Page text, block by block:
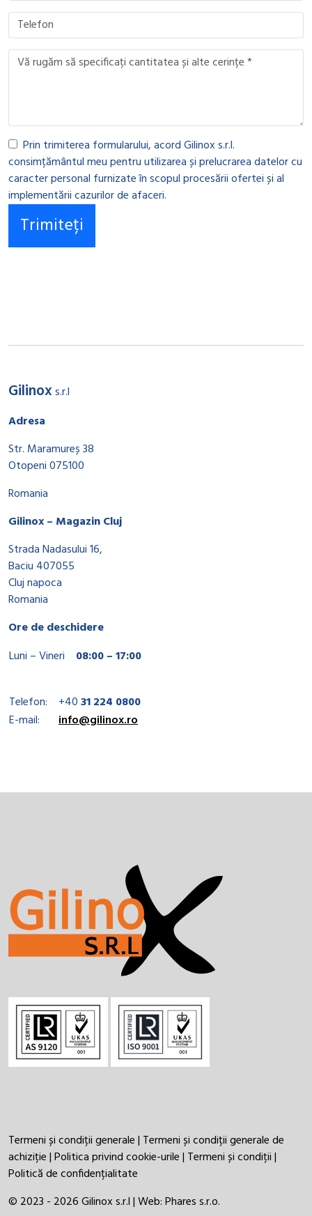
Prin trimiterea formularului, acord Gilinox s.r.l.
consimțământul meu pentru utilizarea și prelucrarea datelor cu
caracter personal furnizate în scopul procesării ofertei și al
implementării cazurilor de afaceri.
Gilinoxs.r.l
Adresa
Str. Maramureș 38
Otopeni 075100
Romania
Gilinox – Magazin Cluj
Strada Nadasului 16,
Baciu 407055
Cluj napoca
Romania
Ore de deschidere
Luni – Vineri
08:00 – 17:00
Telefon: +4031 224 0800
E-mail:
info@gilinox.ro
Termeni și condiții generale| Termeni și condiții generale de
achiziție|Politica privind cookie-urile| Termeni și condiții|
Politică de confidențialitate
© 2023 - 2026 Gilinox s.r.l | Web:Phares s.r.o.